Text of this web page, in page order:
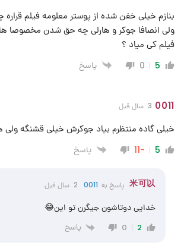
بنازم خیلی خفن شده از پوستر معلومه فیلم
ولی انصافا جوکر و هارلی چه حق شدن مخصوصا
فیلم کی میاد ؟
5
0 پاسخ
0011 3 سال قبل
خیلی گاده منتظرم بیاد جوکرش خیلی قشنگه ولی
5
-11 پاسخ
米可以 پاسخ به 0011 2 سال قبل
خدایی دوتاشون جیگرن تو این😂
2
0 پاسخ